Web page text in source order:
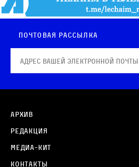
Почтовая рассылка
Архив
Редакция
Медиа-кит
Контакты